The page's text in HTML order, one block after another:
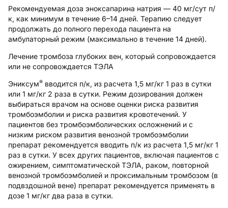
Рекомендуемая доза эноксапарина натрия — 40 мг/сут п/
к, как минимум в течение 6–14 дней. Терапию следует
продолжать до полного перехода пациента на
амбулаторный режим (максимально в течение 14 дней).
Лечение тромбоза глубоких вен, который сопровождается
или не сопровождается ТЭЛА
Эниксум® вводится п/к, из расчета 1,5 мг/кг 1 раз в сутки
или 1 мг/кг 2 раза в сутки. Режим дозирования должен
выбираться врачом на основе оценки риска развития
тромбоэмболии и риска развития кровотечений. У
пациентов без тромбоэмболических осложнений и с
низким риском развития венозной тромбоэмболии
препарат рекомендуется вводить п/к из расчета 1,5 мг/кг 1
раз в сутки. У всех других пациентов, включая пациентов с
ожирением, симптоматической ТЭЛА, раком, повторной
венозной тромбоэмболией и проксимальным тромбозом (в
подвздошной вене) препарат рекомендуется применять в
дозе 1 мг/кг два раза в сутки.